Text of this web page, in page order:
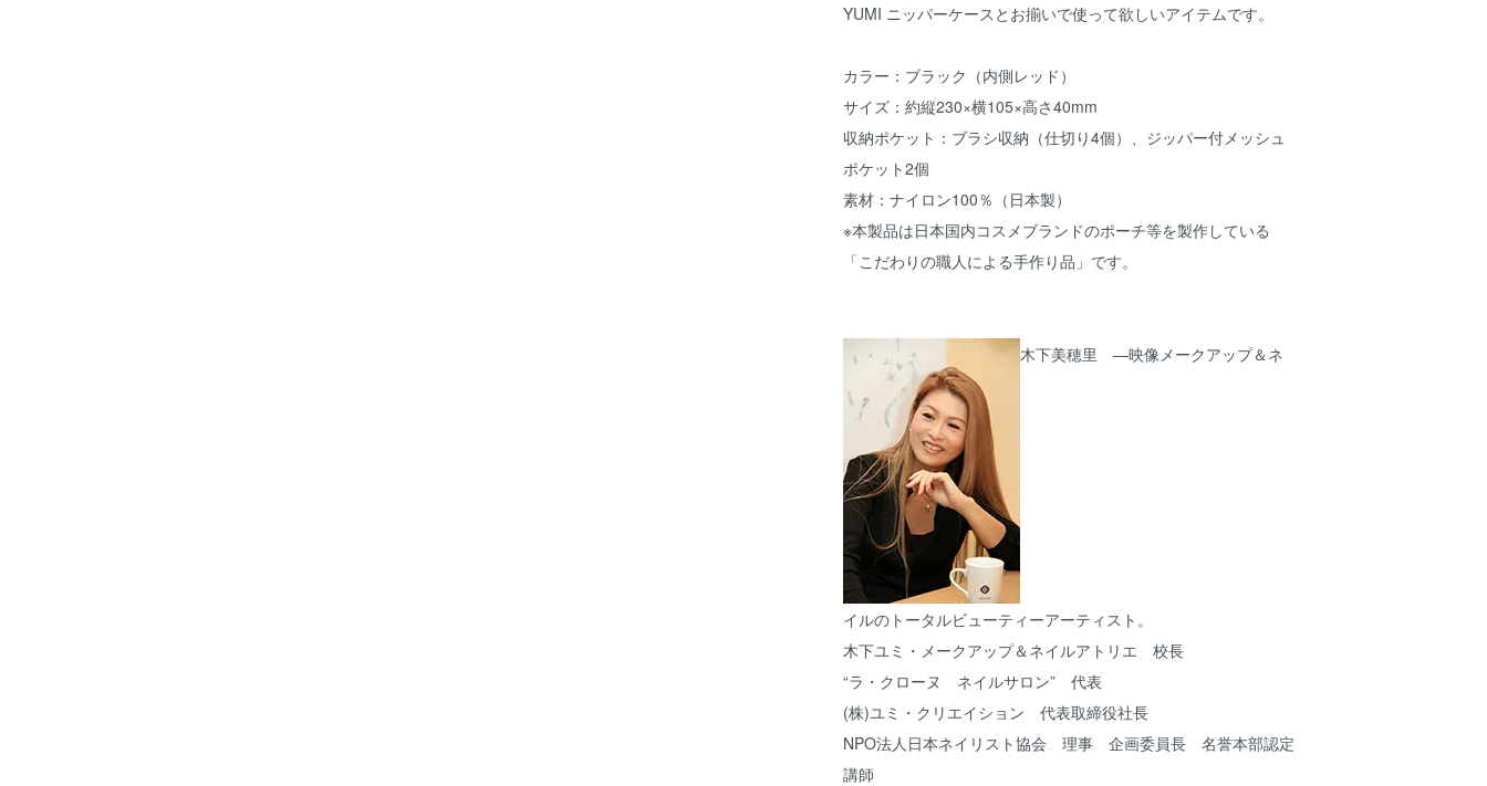
YUMI ニッパーケースとお揃いで使って欲しいアイテムです。
カラー：ブラック（内側レッド）
サイズ：約縦230×横105×高さ40mm
収納ポケット：ブラシ収納（仕切り4個）、ジッパー付メッシュ
ポケット2個
素材：ナイロン100％（日本製）
※本製品は日本国内コスメブランドのポーチ等を製作している
「こだわりの職人による手作り品」です。
木下美穂里 ―映像メークアップ＆ネ
イルのトータルビューティーアーティスト。
木下ユミ・メークアップ＆ネイルアトリエ 校長
“ラ・クローヌ ネイルサロン” 代表
(株)ユミ・クリエイション 代表取締役社長
NPO法人日本ネイリスト協会 理事 企画委員長 名誉本部認定
講師